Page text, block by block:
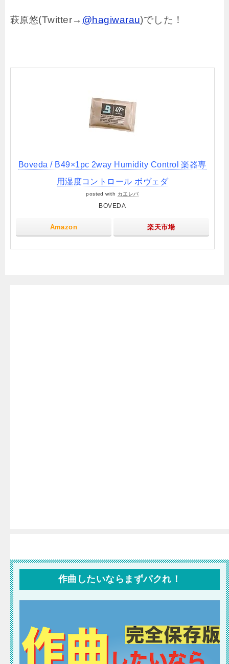
萩原悠(Twitter→ @hagiwarau)でした！
Boveda / B49×1pc 2way Humidity Control 楽器専
用湿度コントロール ボヴェダ
posted with カエレバ
BOVEDA
Amazon 楽天市場
作曲したいならまずパクれ！